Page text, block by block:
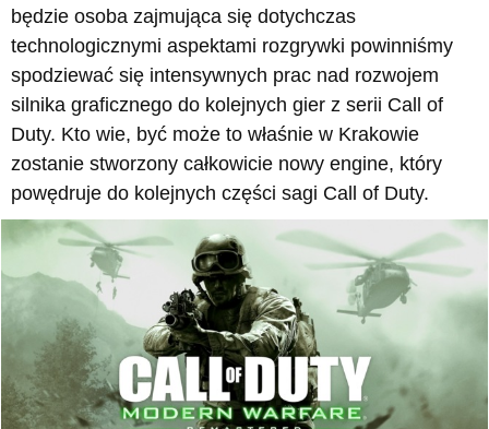
będzie osoba zajmująca się dotychczas
technologicznymi aspektami rozgrywki powinniśmy
spodziewać się intensywnych prac nad rozwojem
silnika graficznego do kolejnych gier z serii Call of
Duty. Kto wie, być może to właśnie w Krakowie
zostanie stworzony całkowicie nowy engine, który
powędruje do kolejnych części sagi Call of Duty.